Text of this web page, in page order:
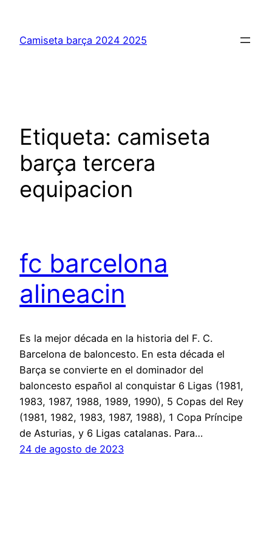
contenido
Camiseta barça 2024 2025
Etiqueta: camiseta
barça tercera
equipacion
fc barcelona
alineacin
Es la mejor década en la historia del F. C.
Barcelona de baloncesto. En esta década el
Barça se convierte en el dominador del
baloncesto español al conquistar 6 Ligas (1981,
1983, 1987, 1988, 1989, 1990), 5 Copas del Rey
(1981, 1982, 1983, 1987, 1988), 1 Copa Príncipe
de Asturias, y 6 Ligas catalanas. Para…
24 de agosto de 2023